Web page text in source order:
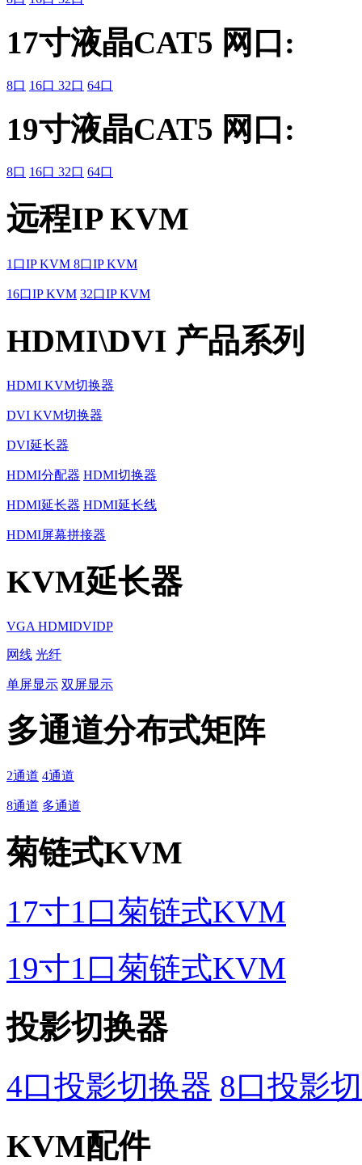
17寸液晶CAT5 网口:
8口 16口 32口 64口
19寸液晶CAT5 网口:
8口 16口 32口 64口
远程IP KVM
1口IP KVM 8口IP KVM
16口IP KVM 32口IP KVM
HDMI\DVI 产品系列
HDMI KVM切换器
DVI KVM切换器
DVI延长器
HDMI分配器 HDMI切换器
HDMI延长器 HDMI延长线
HDMI屏幕拼接器
KVM延长器
VGA HDMIDVIDP
网线 光纤
单屏显示 双屏显示
多通道分布式矩阵
2通道 4通道
8通道 多通道
菊链式KVM
17寸1口菊链式KVM
19寸1口菊链式KVM
投影切换器
4口投影切换器 8口投影
KVM配件